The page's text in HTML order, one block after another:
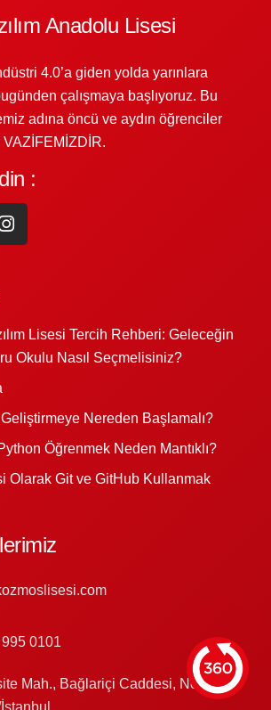
Anadolu Lisesi
4.0’a giden yolda yarınlara
çalışmaya başlıyoruz. Bu
adına öncü ve aydın öğrenciler
:
Lisesi Tercih Rehberi: Geleceğin
Okulu Nasıl Seçmelisiniz?
Nereden Başlamalı?
Öğrenmek Neden Mantıklı?
Olarak Git ve GitHub Kullanmak
0101
Mah., Bağlariçi Caddesi, No:29/A